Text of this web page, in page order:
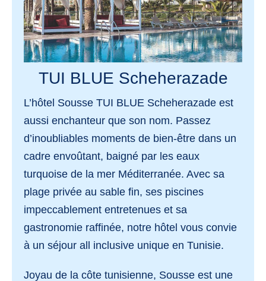
TUI BLUE Scheherazade
L’hôtel Sousse TUI BLUE Scheherazade est
aussi enchanteur que son nom. Passez
d’inoubliables moments de bien-être dans un
cadre envoûtant, baigné par les eaux
turquoise de la mer Méditerranée. Avec sa
plage privée au sable fin, ses piscines
impeccablement entretenues et sa
gastronomie raffinée, notre hôtel vous convie
à un séjour all inclusive unique en Tunisie.
Joyau de la côte tunisienne, Sousse est une